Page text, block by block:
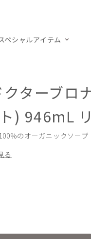
ペシャルアイテム
ターブロ
) 946mL
％のオーガニックソープ
る